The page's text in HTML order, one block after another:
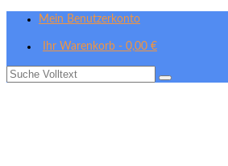
Mein Benutzerkonto
Ihr Warenkorb - 0,00 €
Suche